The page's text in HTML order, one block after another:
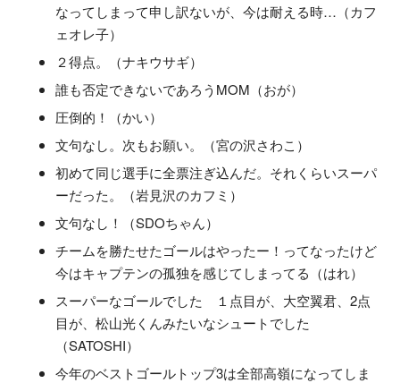
なってしまって申し訳ないが、今は耐える時…（カフ
ェオレ子）
２得点。（ナキウサギ）
誰も否定できないであろうMOM（おが）
圧倒的！（かい）
文句なし。次もお願い。（宮の沢さわこ）
初めて同じ選手に全票注ぎ込んだ。それくらいスーパ
ーだった。（岩見沢のカフミ）
文句なし！（SDOちゃん）
チームを勝たせたゴールはやったー！ってなったけど
今はキャプテンの孤独を感じてしまってる（はれ）
スーパーなゴールでした １点目が、大空翼君、2点
目が、松山光くんみたいなシュートでした
（SATOSHI）
今年のベストゴールトップ3は全部高嶺になってしま